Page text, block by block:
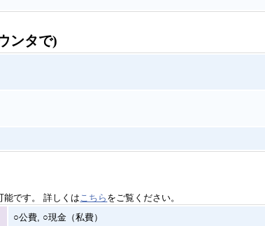
ンタで)
能です。 詳しくはこちら をご覧ください。
○公費, ○現金（私費）